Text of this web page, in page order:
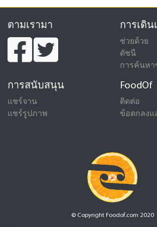
ตามเรามา การเดิน
ช่วยด้วย
ดัชนี
การค้นหา
การสนับสนุน
แชร์จาน
แชร์รูปภาพ
FoodOf
ติดต่อ
ข้อตกลงแ
© Copyright Foodof.com 2020